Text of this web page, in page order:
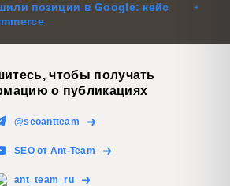
позиции в Google: кейс
чтобы получать
о публикациях
@seoantteam
SEO от Ant-Team
ant_team_ru